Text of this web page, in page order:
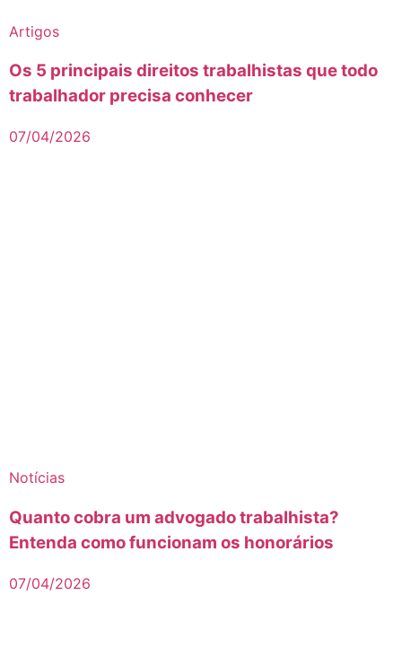
Artigos
Os 5 principais direitos trabalhistas que todo
trabalhador precisa conhecer
07/04/2026
Notícias
Quanto cobra um advogado trabalhista?
Entenda como funcionam os honorários
07/04/2026